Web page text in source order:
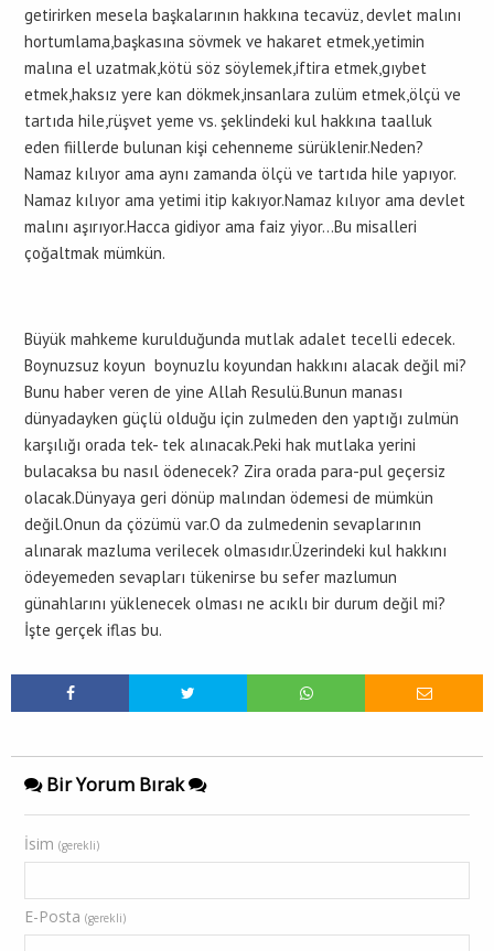
getirirken mesela başkalarının hakkına tecavüz, devlet malını
hortumlama,başkasına sövmek ve hakaret etmek,yetimin
malına el uzatmak,kötü söz söylemek,iftira etmek,gıybet
etmek,haksız yere kan dökmek,insanlara zulüm etmek,ölçü ve
tartıda hile,rüşvet yeme vs. şeklindeki kul hakkına taalluk
eden fiillerde bulunan kişi cehenneme sürüklenir.Neden?
Namaz kılıyor ama aynı zamanda ölçü ve tartıda hile yapıyor.
Namaz kılıyor ama yetimi itip kakıyor.Namaz kılıyor ama devlet
malını aşırıyor.Hacca gidiyor ama faiz yiyor…Bu misalleri
çoğaltmak mümkün.
Büyük mahkeme kurulduğunda mutlak adalet tecelli edecek.
Boynuzsuz koyun boynuzlu koyundan hakkını alacak değil mi?
Bunu haber veren de yine Allah Resulü.Bunun manası
dünyadayken güçlü olduğu için zulmeden den yaptığı zulmün
karşılığı orada tek- tek alınacak.Peki hak mutlaka yerini
bulacaksa bu nasıl ödenecek? Zira orada para-pul geçersiz
olacak.Dünyaya geri dönüp malından ödemesi de mümkün
değil.Onun da çözümü var.O da zulmedenin sevaplarının
alınarak mazluma verilecek olmasıdır.Üzerindeki kul hakkını
ödeyemeden sevapları tükenirse bu sefer mazlumun
günahlarını yüklenecek olması ne acıklı bir durum değil mi?
İşte gerçek iflas bu.
Bir Yorum Bırak
İsim (gerekli)
E-Posta (gerekli)